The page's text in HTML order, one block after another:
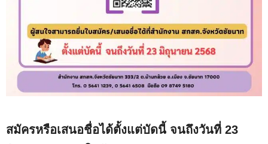
สมัครหรือเสนอชื่อได้ตั้งแต่บัดนี้ จนถึงวันที่ 23